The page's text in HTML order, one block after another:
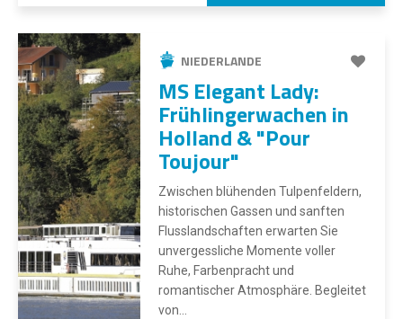
NIEDERLANDE
MS Elegant Lady:
Frühlingerwachen in
Holland & "Pour
Toujour"
Zwischen blühenden Tulpenfeldern,
historischen Gassen und sanften
Flusslandschaften erwarten Sie
unvergessliche Momente voller
Ruhe, Farbenpracht und
romantischer Atmosphäre. Begleitet
von...